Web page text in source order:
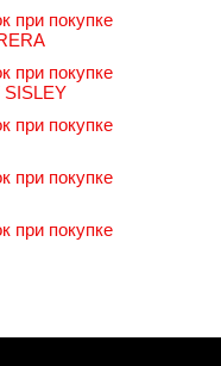
покупке
покупке
SISLEY
покупке
покупке
покупке